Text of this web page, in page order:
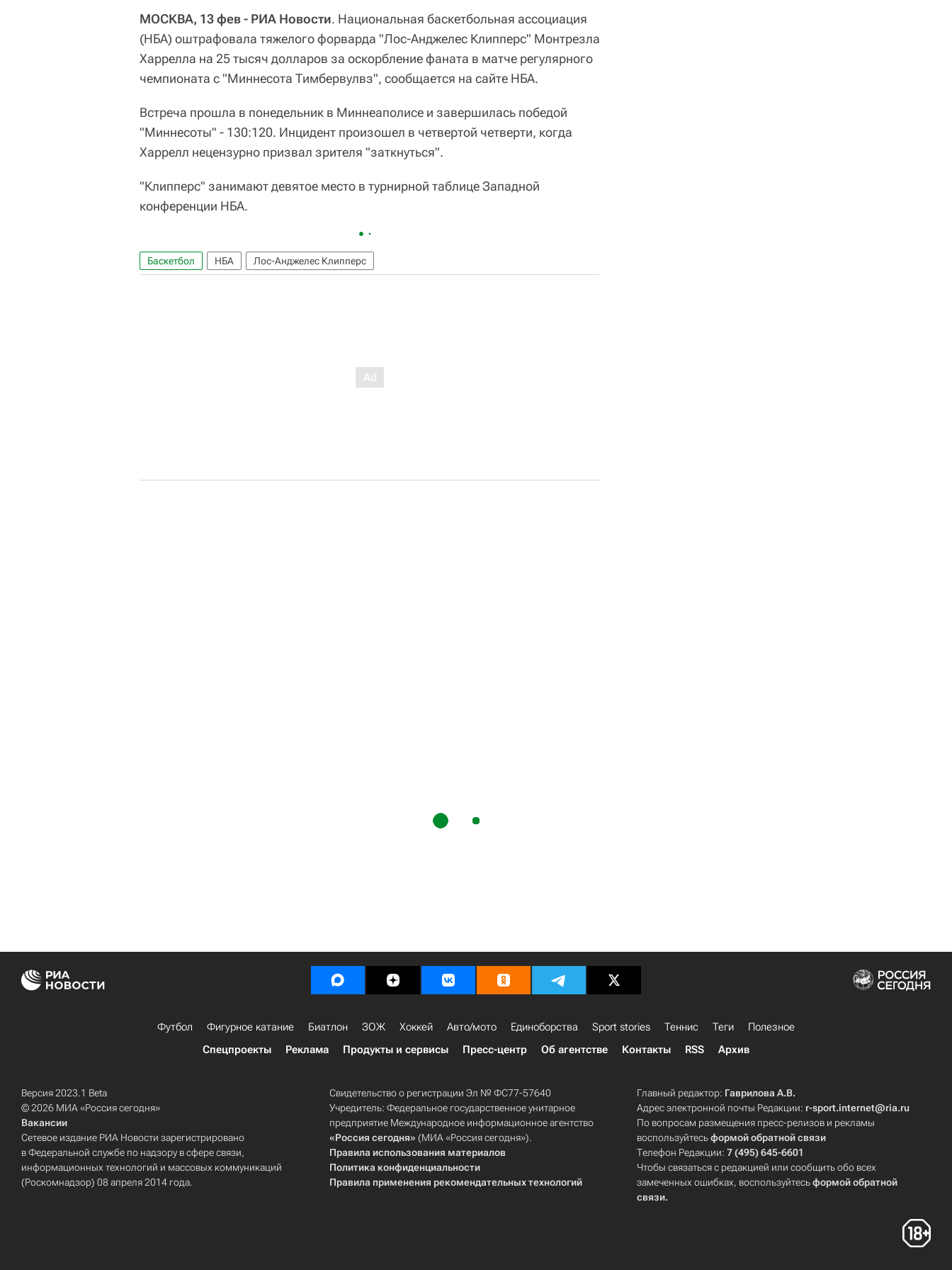
МОСКВА, 13 фев - РИА Новости. Национальная баскетбольная ассоциация
(НБА) оштрафовала тяжелого форварда "Лос-Анджелес Клипперс" Монтрезла
Харрелла на 25 тысяч долларов за оскорбление фаната в матче регулярного
чемпионата с "Миннесота Тимбервулвз", сообщается на сайте НБА.
Встреча прошла в понедельник в Миннеаполисе и завершилась победой
"Миннесоты" - 130:120. Инцидент произошел в четвертой четверти, когда
Харрелл нецензурно призвал зрителя "заткнуться".
"Клипперс" занимают девятое место в турнирной таблице Западной
конференции НБА.
Баскетбол НБА Лос-Анджелес Клипперс
Футбол Фигурное катание Биатлон ЗОЖ Хоккей Авто/мото Единоборства Sport stories Теннис Теги
Полезное
Спецпроекты
Реклама Продукты и сервисы Пресс-центр Об агентстве Контакты RSS Архив
Версия 2023.1 Beta
© 2026 МИА «Россия сегодня»
Вакансии
Сетевое издание РИА Новости зарегистрировано
в Федеральной службе по надзору в сфере связи,
информационных технологий и массовых коммуникаций
(Роскомнадзор) 08 апреля 2014 года.
Свидетельство о регистрации Эл № ФС77-57640
Учредитель: Федеральное государственное унитарное
предприятие Международное информационное агентство
«Россия сегодня» (МИА «Россия сегодня»).
Правила использования материалов
Политика конфиденциальности
Правила применения рекомендательных технологий
Главный редактор: Гаврилова А.В.
Адрес электронной почты Редакции: r-sport.internet@ria.ru
По вопросам размещения пресс-релизов и рекламы
воспользуйтесьформой обратной связи
Телефон Редакции:7 (495) 645-6601
Чтобы связаться с редакцией или сообщить обо всех
замеченных ошибках, воспользуйтесьформой обратной
связи.